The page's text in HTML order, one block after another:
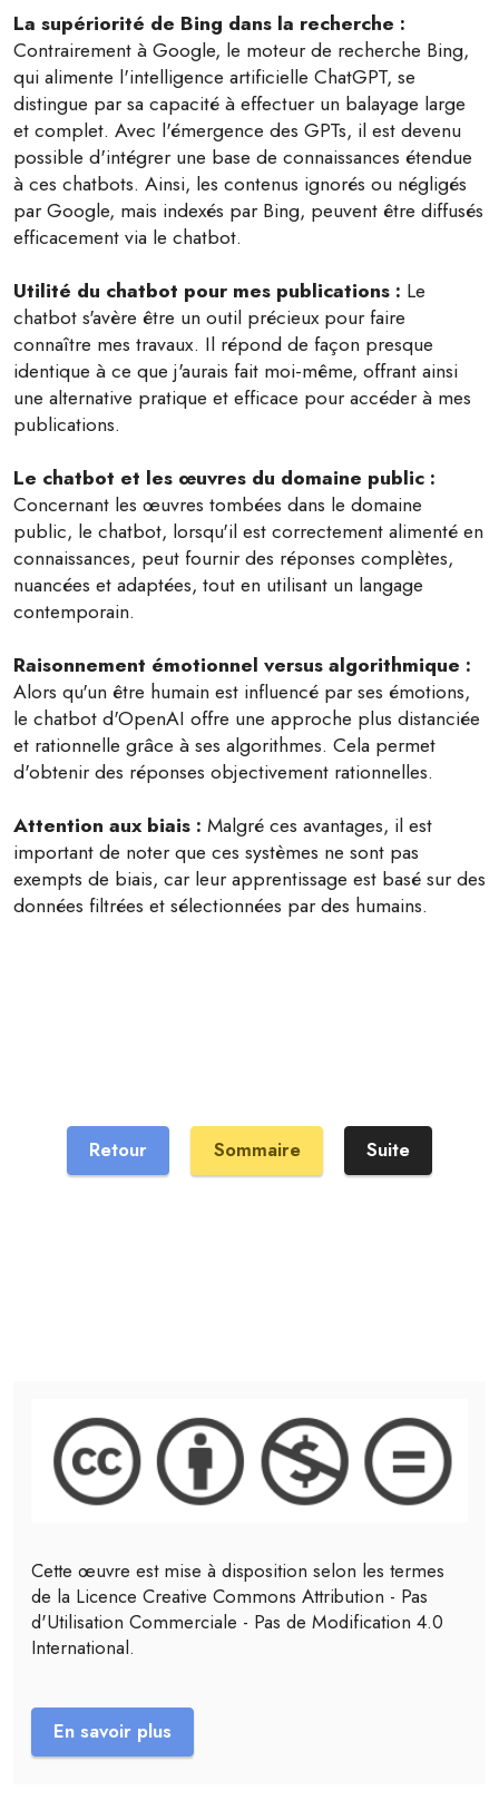
La supériorité de Bing dans la recherche :
Contrairement à Google, le moteur de recherche Bing,
qui alimente l'intelligence artificielle ChatGPT, se
distingue par sa capacité à effectuer un balayage large
et complet. Avec l'émergence des GPTs, il est devenu
possible d'intégrer une base de connaissances étendue
à ces chatbots. Ainsi, les contenus ignorés ou négligés
par Google, mais indexés par Bing, peuvent être diffusés
efficacement via le chatbot.
Utilité du chatbot pour mes publications : Le
chatbot s'avère être un outil précieux pour faire
connaître mes travaux. Il répond de façon presque
identique à ce que j'aurais fait moi-même, offrant ainsi
une alternative pratique et efficace pour accéder à mes
publications.
Le chatbot et les œuvres du domaine public :
Concernant les œuvres tombées dans le domaine
public, le chatbot, lorsqu'il est correctement alimenté en
connaissances, peut fournir des réponses complètes,
nuancées et adaptées, tout en utilisant un langage
contemporain.
Raisonnement émotionnel versus algorithmique :
Alors qu'un être humain est influencé par ses émotions,
le chatbot d'OpenAI offre une approche plus distanciée
et rationnelle grâce à ses algorithmes. Cela permet
d'obtenir des réponses objectivement rationnelles.
Attention aux biais : Malgré ces avantages, il est
important de noter que ces systèmes ne sont pas
exempts de biais, car leur apprentissage est basé sur des
données filtrées et sélectionnées par des humains.
Retour Sommaire Suite
Cette œuvre est mise à disposition selon les termes
de la Licence Creative Commons Attribution - Pas
d'Utilisation Commerciale - Pas de Modification 4.0
International.
En savoir plus